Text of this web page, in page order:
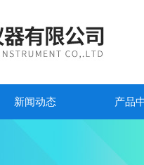
新闻动态 产品